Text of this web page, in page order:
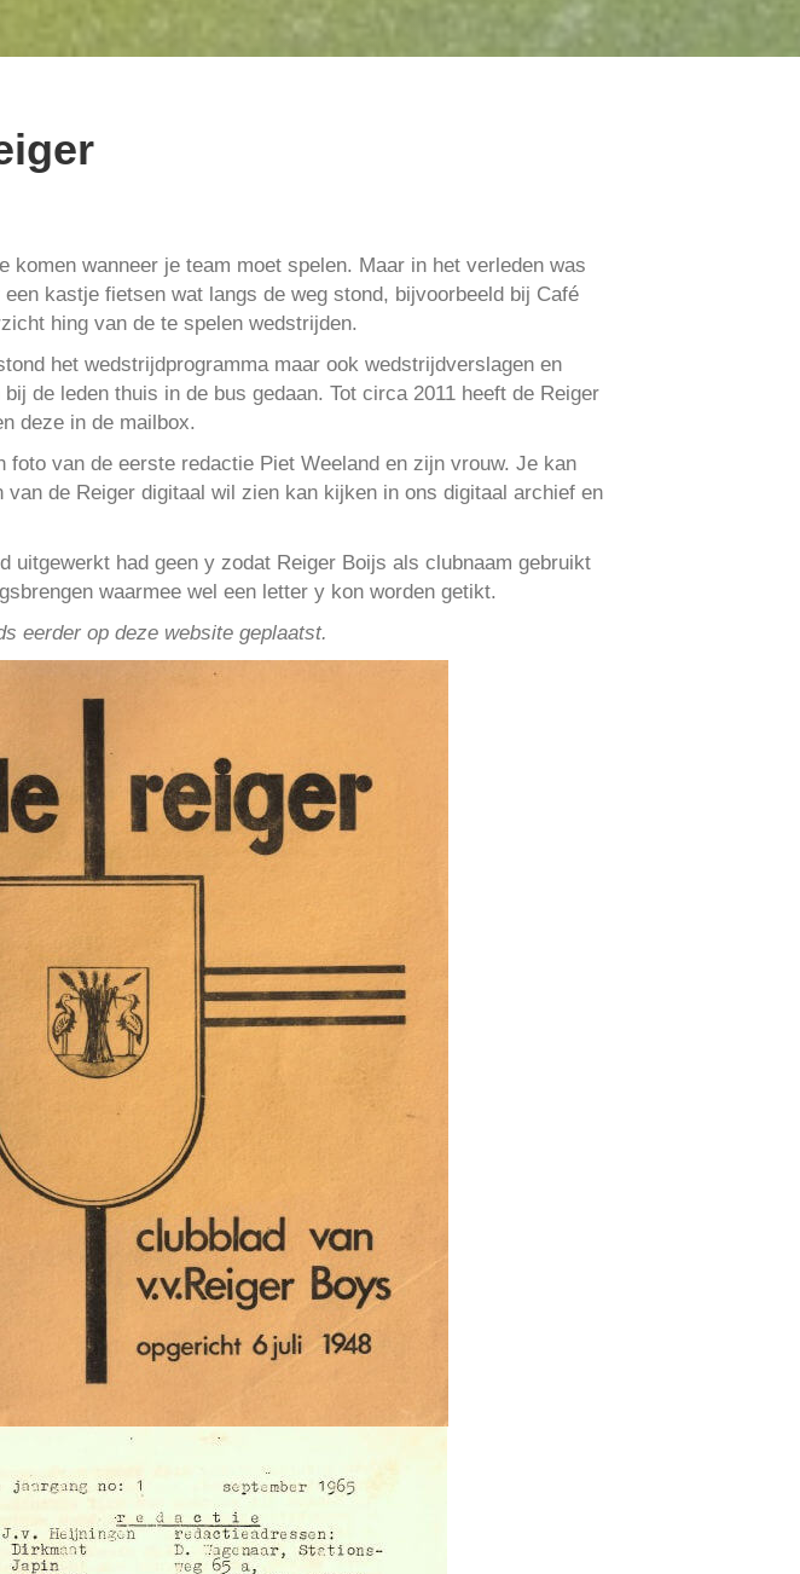
komen wanneer je team moet spelen. Maar in het verleden was
kastje fietsen wat langs de weg stond, bijvoorbeeld bij Café
hing van de te spelen wedstrijden.
het wedstrijdprogramma maar ook wedstrijdverslagen en
de leden thuis in de bus gedaan. Tot circa 2011 heeft de Reiger
deze in de mailbox.
foto van de eerste redactie Piet Weeland en zijn vrouw. Je kan
de Reiger digitaal wil zien kan kijken in ons digitaal archief en
had geen y zodat Reiger Boijs als clubnaam gebruikt
waarmee wel een letter y kon worden getikt.
eerder op deze website geplaatst.